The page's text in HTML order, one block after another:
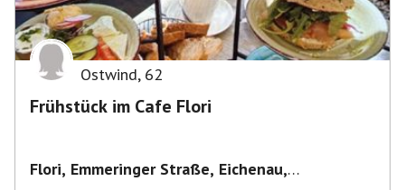
Ostwind, 62
Frühstück im Cafe Flori
Flori, Emmeringer Straße, Eichenau,